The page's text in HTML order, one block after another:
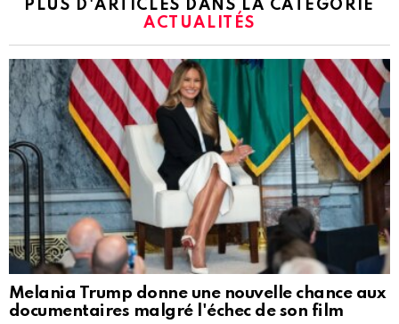
PLUS D'ARTICLES DANS LA CATÉGORIE
ACTUALITÉS
Melania Trump donne une nouvelle chance aux
documentaires malgré l'échec de son film